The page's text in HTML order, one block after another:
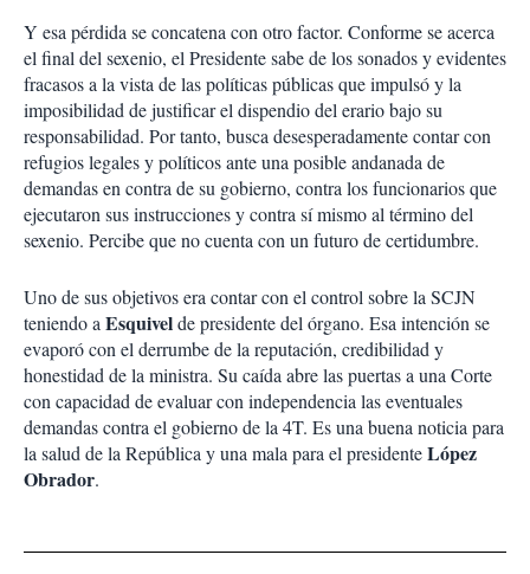
Y esa pérdida se concatena con otro factor. Conforme se acerca
el final del sexenio, el Presidente sabe de los sonados y evidentes
fracasos a la vista de las políticas públicas que impulsó y la
imposibilidad de justificar el dispendio del erario bajo su
responsabilidad. Por tanto, busca desesperadamente contar con
refugios legales y políticos ante una posible andanada de
demandas en contra de su gobierno, contra los funcionarios que
ejecutaron sus instrucciones y contra sí mismo al término del
sexenio. Percibe que no cuenta con un futuro de certidumbre.
Uno de sus objetivos era contar con el control sobre la SCJN
teniendo a Esquivelde presidente del órgano. Esa intención se
evaporó con el derrumbe de la reputación, credibilidad y
honestidad de la ministra. Su caída abre las puertas a una Corte
con capacidad de evaluar con independencia las eventuales
demandas contra el gobierno de la 4T. Es una buena noticia para
la salud de la República y una mala para el presidenteLópez
Obrador.